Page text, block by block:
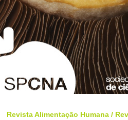
Revista Alimentação Humana /